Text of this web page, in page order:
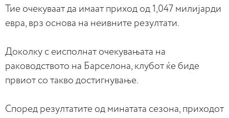
Тие очекуваат да имаат приход од 1,047 милијарди
евра, врз основа на неивните резултати.
Доколку с еисполнат очекувањата на
раководството на Барселона, клубот ќе биде
првиот со такво достигнување.
Според резултатите од минатата сезона, приходот